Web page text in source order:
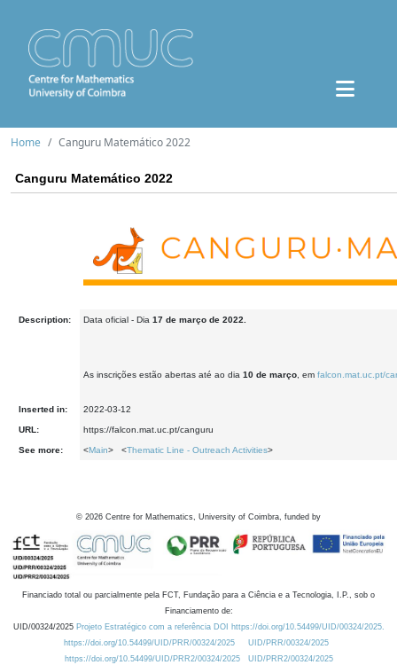
Home Canguru Matemático 2022
Canguru Matemático 2022
Description: Data oficial - Dia 17 de março de 2022.
As inscrições estão abertas até ao dia 10 de março , em falcon.mat.uc.pt/
Inserted in: 2022-03-12
URL: https://falcon.mat.uc.pt/canguru
See more: <Main> <Thematic Line - Outreach Activities>
© 2026 Centre for Mathematics, University of Coimbra, funded by
Financiado total ou parcialmente pela FCT, Fundação para a Ciência e a Tecnologia, I.P., sob o
Financiamento de:
UID/00324/2025 Projeto Estratégico com a referência DOI https://doi.org/10.54499/UID/00324/2025.
https://doi.org/10.54499/UID/PRR/00324/2025
UID/PRR/00324/2025
https://doi.org/10.54499/UID/PRR2/00324/2025
UID/PRR2/00324/2025